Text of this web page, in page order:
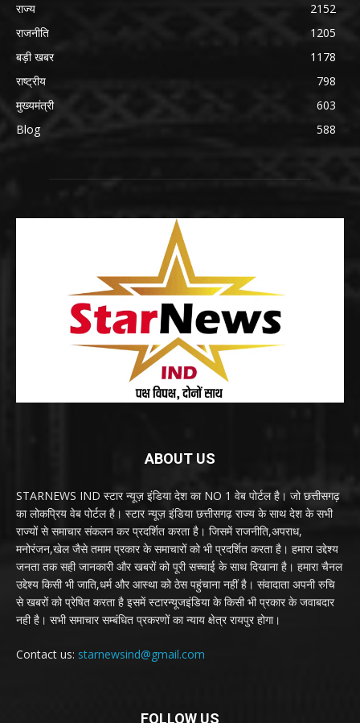
राज्य
2152
राजनीति
1205
बड़ी खबर
1178
राष्ट्रीय
798
मुख्यमंत्री
603
Blog
588
ABOUT US
STARNEWS IND स्टार न्यूज़ इंडिया देश का NO 1 वेब पोर्टल है। जो छत्तीसगढ़
का लोकप्रिय वेब पोर्टल है। स्टार न्यूज़ इंडिया छत्तीसगढ़ राज्य के साथ देश के सभी
राज्यों से समाचार संकलन कर प्रदर्शित करता है। जिसमें राजनीति,अपराध,
मनोरंजन,खेल जैसे तमाम प्रकार के समाचारों को भी प्रदर्शित करता है। हमारा उद्देश्य
जनता तक सही जानकारी और खबरों को पूरी सच्चाई के साथ दिखाना है। हमारा चैनल
उद्देश्य किसी भी जाति,धर्म और आस्था को ठेस पहुंचाना नहीं है। संवादाता अपनी रुचि
से खबरों को प्रेषित करता है इसमें स्टारन्यूजइंडिया के किसी भी प्रकार के जवाबदार
नही है। सभी समाचार सम्बंधित प्रकरणों का न्याय क्षेत्र रायपुर होगा।
Contact us: starnewsind@gmail.com
FOLLOW US